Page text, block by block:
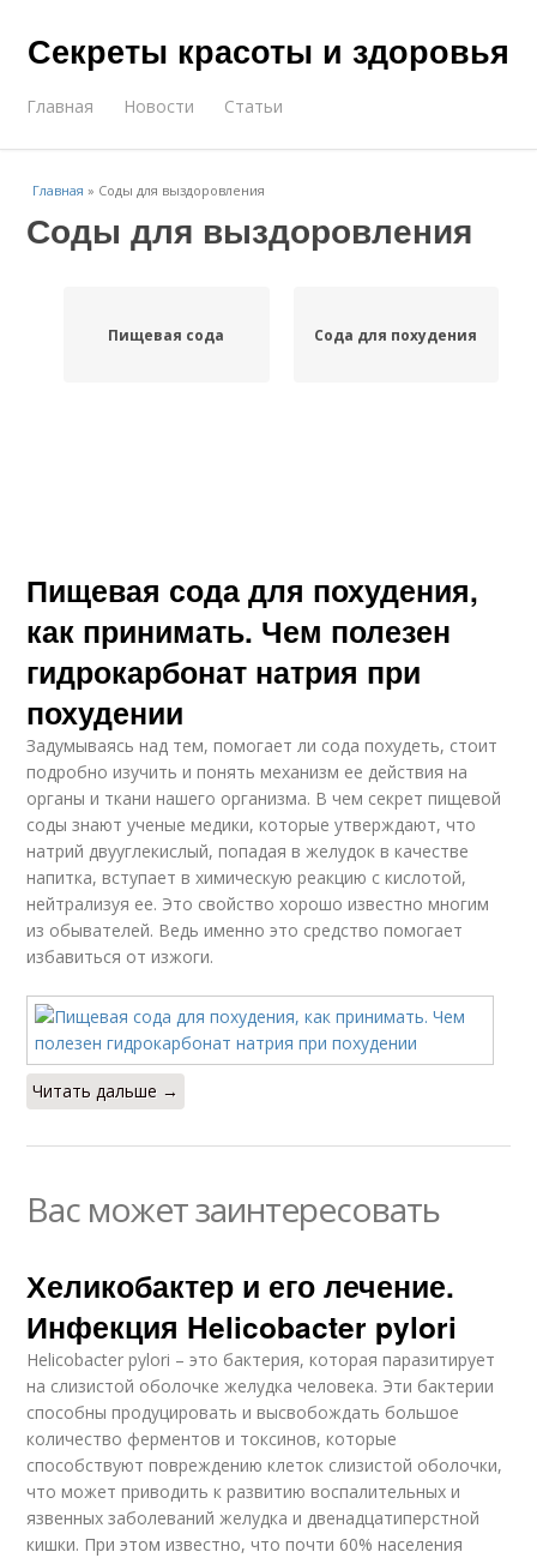
Секреты красоты и здоровья
Главная Новости Статьи
Главная » Соды для выздоровления
Соды для выздоровления
Пищевая сода Сода для похудения
Пищевая сода для похудения,
как принимать. Чем полезен
гидрокарбонат натрия при
похудении
Задумываясь над тем, помогает ли сода похудеть, стоит
подробно изучить и понять механизм ее действия на
органы и ткани нашего организма. В чем секрет пищевой
соды знают ученые медики, которые утверждают, что
натрий двууглекислый, попадая в желудок в качестве
напитка, вступает в химическую реакцию с кислотой,
нейтрализуя ее. Это свойство хорошо известно многим
из обывателей. Ведь именно это средство помогает
избавиться от изжоги.
Читать дальше →
Вас может заинтересовать
Хеликобактер и его лечение.
Инфекция Helicobacter pylori
Helicobacter pylori – это бактерия, которая паразитирует
на слизистой оболочке желудка человека. Эти бактерии
способны продуцировать и высвобождать большое
количество ферментов и токсинов, которые
способствуют повреждению клеток слизистой оболочки,
что может приводить к развитию воспалительных и
язвенных заболеваний желудка и двенадцатиперстной
кишки. При этом известно, что почти 60% населения